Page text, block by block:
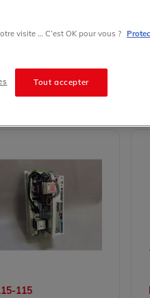
solutions robotiques
industriels
à un coût réduit tout en
115
visite … C’est OK pour vous ?
Tout accepter